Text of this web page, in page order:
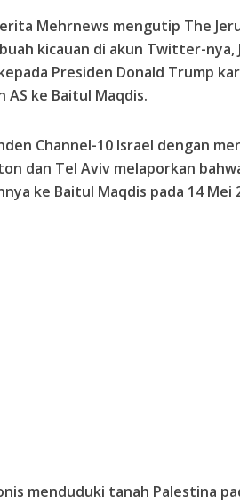
Mehrnews mengutip The
kicauan di akun Twitter-nya,
Presiden Donald Trump
AS ke Baitul Maqdis.
Channel-10 Israel dengan
dan Tel Aviv melaporkan
ke Baitul Maqdis pada 14 Mei
menduduki tanah Palestina